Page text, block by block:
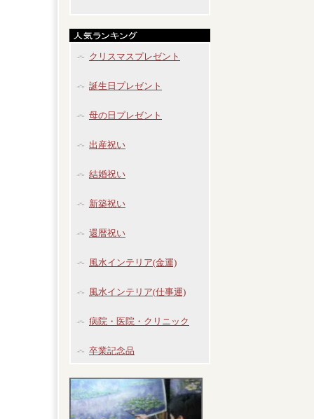
クリスマスプレゼント
誕生日プレゼント
母の日プレゼント
出産祝い
結婚祝い
新築祝い
還暦祝い
風水インテリア(金運)
風水インテリア(仕事運)
病院・医院・クリニック
卒業記念品